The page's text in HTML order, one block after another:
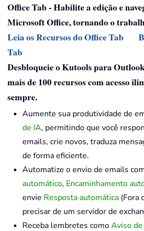
Office Tab - Habilite a edição e
Microsoft Office, tornando o
Leia os Recursos do Office Tab
Tab
Desbloqueie o Kutools para
mais de 100 recursos com acesso
sempre.
Aumente sua produtividade de
de IA, permitindo que você
emails, crie novos, traduza
de forma eficiente.
Automatize o envio de emails
automático, Encaminhamento
envie Resposta automática (Fora
precisar de um servidor de
Receba lembretes comoAviso de